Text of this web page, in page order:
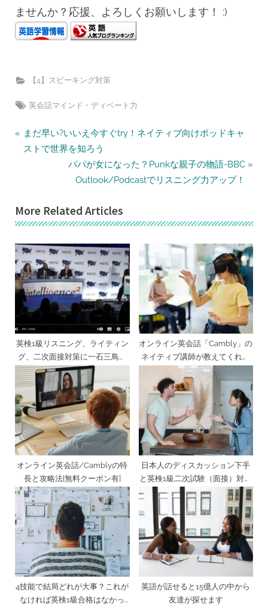
ませんか？応援、よろしくお願いします！ :)
【4】スピーキング対策
Tags:
英会話マインド・ディベート力
投
稿
ー
ョ
ン
P
r
o
u
s
P
o
s
t
まだ早い?いいえ今すぐtry！ネイティブ向けポッドキャ
ストで世界を知ろう
N
t
P
o
s
t
:
パパが女になった？Punkな親子の物語-BBC
Outlook/Podcastでリスニング力アップ！
More Related Articles
英検1級リスニング、ライティン
グ、二次面接対策に一石三鳥の
ポッドキャスト
オンライン英会話「Cambly」の
ネイティブ講師が教えてくれた
さらなる英語漬けのススメ
オンライン英会話/Camblyの特
長と攻略法[無料クーポン有]
日本人のディスカッション下手
と英検1級二次試験（面接）対策
について
4技能で結局どれが大事？これが
なければ英検1級合格はなかっ
英語が話せると15億人の中から
友達が探せます